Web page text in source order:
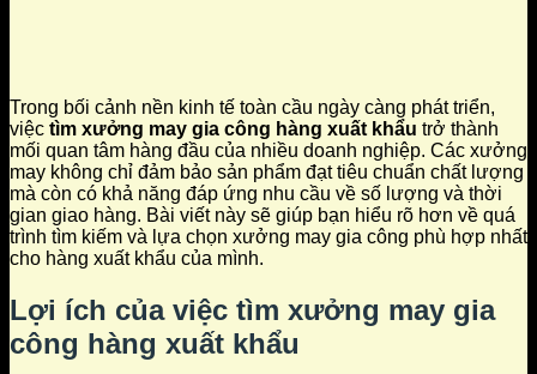
Trong bối cảnh nền kinh tế toàn cầu ngày càng phát triển,
việc tìm xưởng may gia công hàng xuất khẩu trở thành
mối quan tâm hàng đầu của nhiều doanh nghiệp. Các xưởng
may không chỉ đảm bảo sản phẩm đạt tiêu chuẩn chất lượng
mà còn có khả năng đáp ứng nhu cầu về số lượng và thời
gian giao hàng. Bài viết này sẽ giúp bạn hiểu rõ hơn về quá
trình tìm kiếm và lựa chọn xưởng may gia công phù hợp nhất
cho hàng xuất khẩu của mình.
Lợi ích của việc tìm xưởng may gia
công hàng xuất khẩu